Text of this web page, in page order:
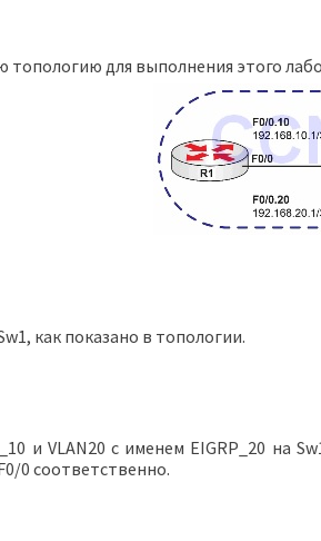
для выполнения этого
как показано в топологии.
и VLAN20 с именем EIGRP_20 на
0 соответственно.